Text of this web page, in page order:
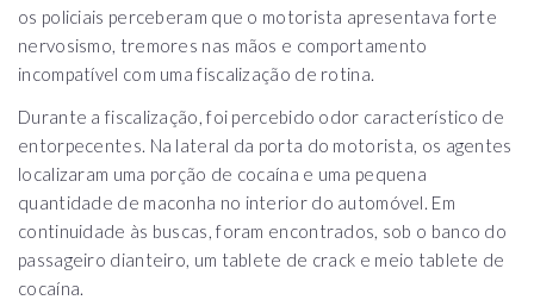
os policiais perceberam que o motorista apresentava forte
nervosismo, tremores nas mãos e comportamento
incompatível com uma fiscalização de rotina.
Durante a fiscalização, foi percebido odor característico de
entorpecentes. Na lateral da porta do motorista, os agentes
localizaram uma porção de cocaína e uma pequena
quantidade de maconha no interior do automóvel. Em
continuidade às buscas, foram encontrados, sob o banco do
passageiro dianteiro, um tablete de crack e meio tablete de
cocaína.